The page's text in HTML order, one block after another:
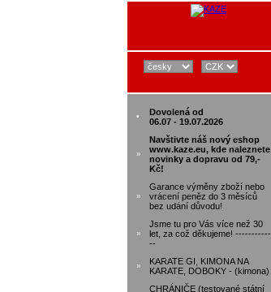
•
Dovolená od
06.07 - 19.07.2026
»
Navštivte náš nový eshop
www.kaze.eu, kde naleznete
novinky a dopravu od 79,-
Kč!
»
Garance výměny zboží nebo
vrácení peněz do 3 měsíců
bez udání důvodu!
»
Jsme tu pro Vás více než 30
let, za což děkujeme! -----------
--
»
KARATE GI, KIMONA NA
KARATE, DOBOKY - (kimona)
CHRÁNIČE (testované státní